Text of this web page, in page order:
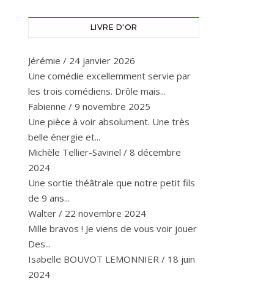
LIVRE D'OR
Jérémie / 24 janvier 2026
Une comédie excellemment servie par
les trois comédiens. Drôle mais...
Fabienne / 9 novembre 2025
Une pièce à voir absolument. Une très
belle énergie et...
Michèle Tellier-Savinel / 8 décembre
2024
Une sortie théâtrale que notre petit fils
de 9 ans...
Walter / 22 novembre 2024
Mille bravos ! Je viens de vous voir jouer
Des...
Isabelle BOUVOT LEMONNIER / 18 juin
2024